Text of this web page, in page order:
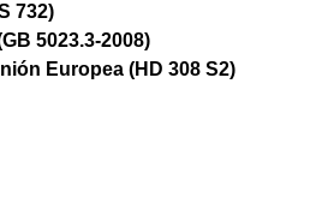
732)
5023.3-2008)
Europea (HD 308 S2)